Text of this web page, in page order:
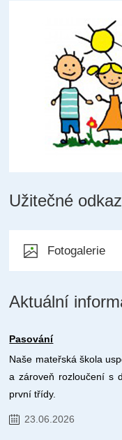
Užitečné
Fotogalerie
Aktuální
Pasování
Naše mateřská škola
a zároveň rozloučení s
první třídy.
23.06.2026